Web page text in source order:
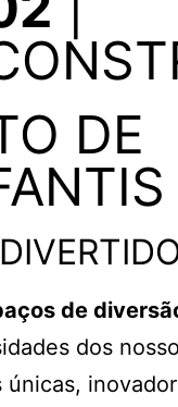
DE
de
dos